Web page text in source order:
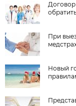
Договор
При
Новый